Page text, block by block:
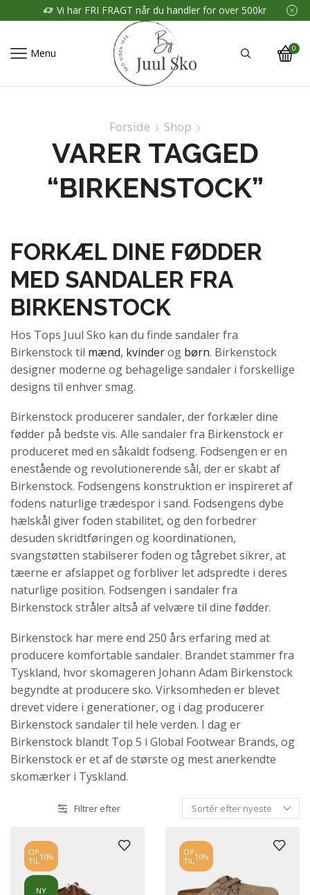
Vi har FRI FRAGT når du handler for over 500kr
Menu 0
Forside Shop
VARER TAGGED
“BIRKENSTOCK”
FORKÆL DINE FØDDER
MED SANDALER FRA
BIRKENSTOCK
Hos Tops Juul Sko kan du finde sandaler fra
Birkenstock til mænd, kvinderog børn. Birkenstock
designer moderne og behagelige sandaler i forskellige
designs til enhver smag.
Birkenstock producerer sandaler, der forkæler dine
fødder på bedste vis. Alle sandaler fra Birkenstock er
produceret med en såkaldt fodseng. Fodsengen er en
enestående og revolutionerende sål, der er skabt af
Birkenstock. Fodsengens konstruktion er inspireret af
fodens naturlige trædespor i sand. Fodsengens dybe
hælskål giver foden stabilitet, og den forbedrer
desuden skridtføringen og koordinationen,
svangstøtten stabilserer foden og tågrebet sikrer, at
tæerne er afslappet og forbliver let adspredte i deres
naturlige position. Fodsengen i sandaler fra
Birkenstock stråler altså af velvære til dine fødder.
Birkenstock har mere end 250 års erfaring med at
producere komfortable sandaler. Brandet stammer fra
Tyskland, hvor skomageren Johann Adam Birkenstock
begyndte at producere sko. Virksomheden er blevet
drevet videre i generationer, og i dag producerer
Birkenstock sandaler til hele verden. I dag er
Birkenstock blandt Top 5 i Global Footwear Brands, og
Birkenstock er et af de største og mest anerkendte
skomærker i Tyskland.
Filtrer efter
OP
TIL10%
NY
OP
TIL10%